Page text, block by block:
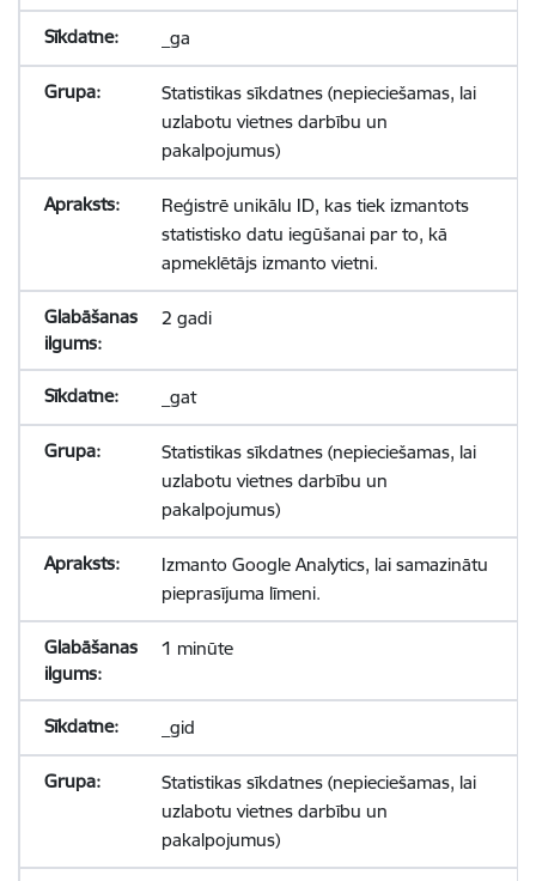
_ga
Statistikas sīkdatnes (nepieciešamas, lai
uzlabotu vietnes darbību un
pakalpojumus)
Reģistrē unikālu ID, kas tiek izmantots
statistisko datu iegūšanai par to, kā
apmeklētājs izmanto vietni.
2 gadi
_gat
Statistikas sīkdatnes (nepieciešamas, lai
uzlabotu vietnes darbību un
pakalpojumus)
Izmanto Google Analytics, lai samazinātu
pieprasījuma līmeni.
1 minūte
_gid
Statistikas sīkdatnes (nepieciešamas, lai
uzlabotu vietnes darbību un
pakalpojumus)